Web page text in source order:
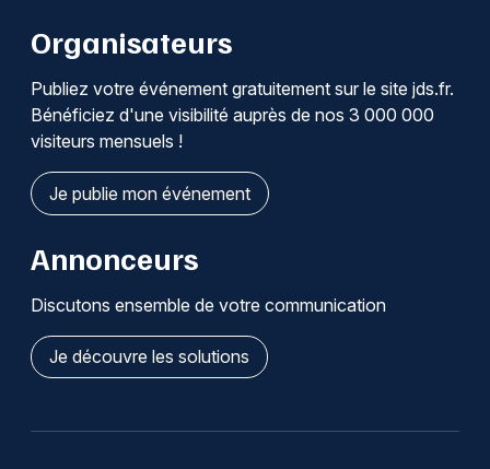
Organisateurs
Publiez votre événement gratuitement sur le site jds.fr.
Bénéficiez d'une visibilité auprès de nos 3 000 000
visiteurs mensuels !
Je publie mon événement
Annonceurs
Discutons ensemble de votre communication
Je découvre les solutions